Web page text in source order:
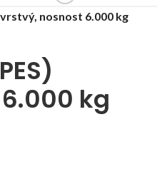
nosnost 6.000 kg
kg